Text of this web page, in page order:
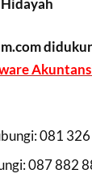
081
087 882